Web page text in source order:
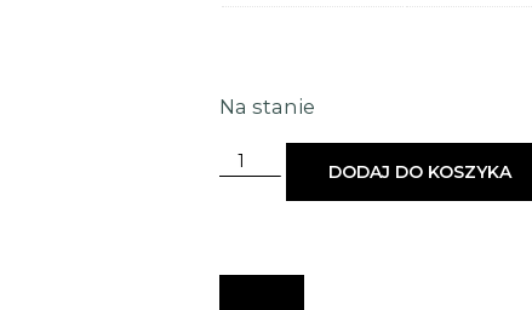
Na stanie
DODAJ DO KOSZYKA